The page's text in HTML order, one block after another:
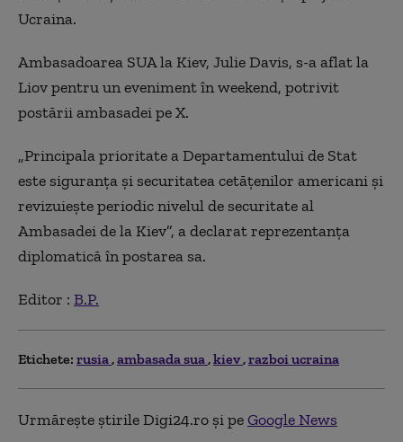
Ucraina.
Ambasadoarea SUA la Kiev, Julie Davis, s-a aflat la
Liov pentru un eveniment în weekend, potrivit
postării ambasadei pe X.
„Principala prioritate a Departamentului de Stat
este siguranţa şi securitatea cetăţenilor americani şi
revizuieşte periodic nivelul de securitate al
Ambasadei de la Kiev”, a declarat reprezentanţa
diplomatică în postarea sa.
Editor : B.P.
Etichete: rusia ambasada sua kiev razboi ucraina
Urmărește știrile Digi24.ro și peGoogle News